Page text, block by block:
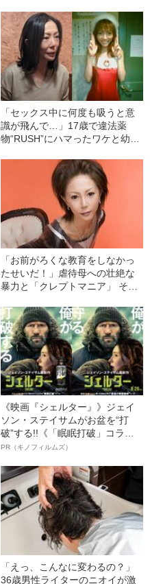
「セックス中に何度も吸うと意
識が飛んで…」17歳で違法薬
物“RUSH”にハマったワケと幼少
女子受刑者の告白》
「お前がろくな教育をしなかっ
たせいだ！」虐待母への壮絶な
暴力と「クレプトマニア」 それ
ワケ
《映画『シェルター』》ジェイ
ソン・ステイサムがお盆を“打
破”する!!《「眠眠打破」コラ
ボ》
PR（キノフィルムズ）
「えっ、こんなに変わるの？」
36歳男性ライターのニオイが激